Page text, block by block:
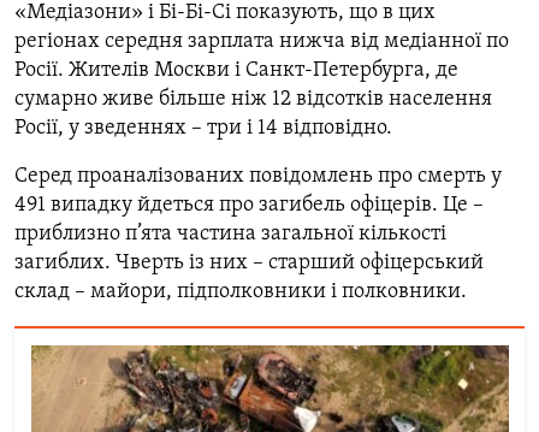
«Медіазони» і Бі-Бі-Сі показують, що в цих
регіонах середня зарплата нижча від медіанної по
Росії. Жителів Москви і Санкт-Петербурга, де
сумарно живе більше ніж 12 відсотків населення
Росії, у зведеннях – три і 14 відповідно.
Серед проаналізованих повідомлень про смерть у
491 випадку йдеться про загибель офіцерів. Це –
приблизно п’ята частина загальної кількості
загиблих. Чверть із них – старший офіцерський
склад – майори, підполковники і полковники.